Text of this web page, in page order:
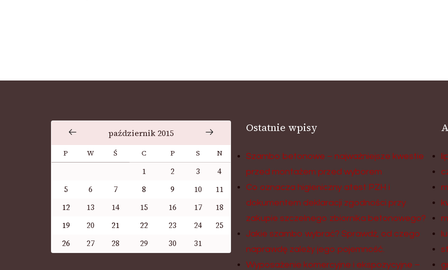
październik 2015
P W Ś C P S N
1 2 3
4
5
6 7 8 9 10
11
12
13 14 15 16 17
18
19
20 21 22 23 24
25
26
27 28 29 30 31
Ostatnie wpisy
Szambo betonowe – najważniejsze kwestie
przed montażem przed wyborem
Co oznacza higieniczny atest PZH i
dokumentem deklaracji zgodności przy
zakupie szczelnego zbiornika betonowego?
Jakie szambo wybrać? Sprawdź, od czego
naprawdę zależy jego pojemność.
Wyposażenie komercyjne i ekspozycyjne –